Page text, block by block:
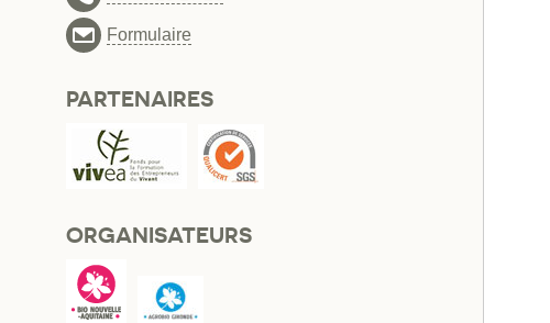
Formulaire
PARTENAIRES
ORGANISATEURS